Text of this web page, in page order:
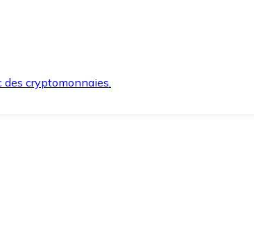
des cryptomonnaies.
et en toute sécurité.
vous en avez besoin.